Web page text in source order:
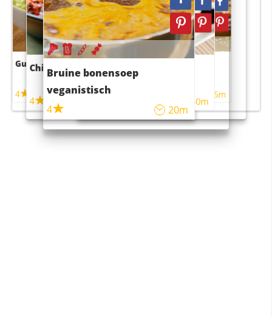
Guacamole
4
Chili con carne
4 45m
Bruine bonensoep
veganistisch
4
20m
Sushi rijstsalade
maaltijdsalade
40m
4 55m